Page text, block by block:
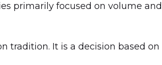
primarily focused on volume and
tradition. It is a decision based on